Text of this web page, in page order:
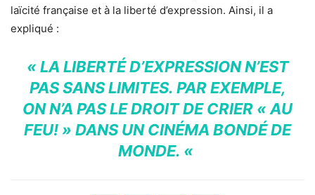
laïcité française et à la liberté d’expression. Ainsi, il a
expliqué :
« LA LIBERTÉ D’EXPRESSION N’EST
PAS SANS LIMITES. PAR EXEMPLE,
ON N’A PAS LE DROIT DE CRIER « AU
FEU! » DANS UN CINÉMA BONDÉ DE
MONDE. «